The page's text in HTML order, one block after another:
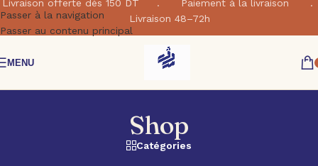
Passer à la navigation
Passer au contenu principal
Livraison offerte dés 150 DT . Paiement à la livraison .
Livraison 48–72h
MENU
Shop
Catégories